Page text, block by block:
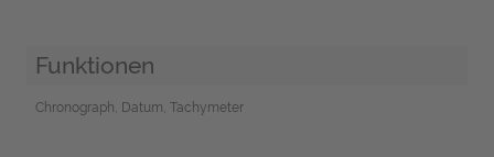
Funktionen
Chronograph, Datum, Tachymeter